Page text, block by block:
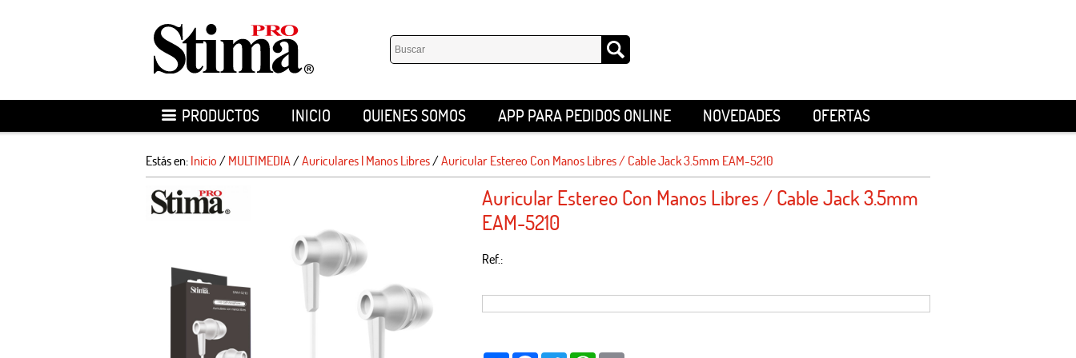
PRODUCTOS INICIO QUIENES SOMOS APP PARA PEDIDOS ONLINE NOVEDADES OFERTAS
Estás en: Inicio / MULTIMEDIA/Auriculares | Manos Libres/Auricular Estereo Con Manos Libres / Cable Jack 3.5mm EAM-5210
Auricular Estereo Con Manos Libres / Cable Jack 3.5mm
EAM-5210
Ref.: